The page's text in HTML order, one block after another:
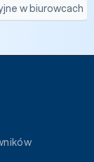
w biurowcach